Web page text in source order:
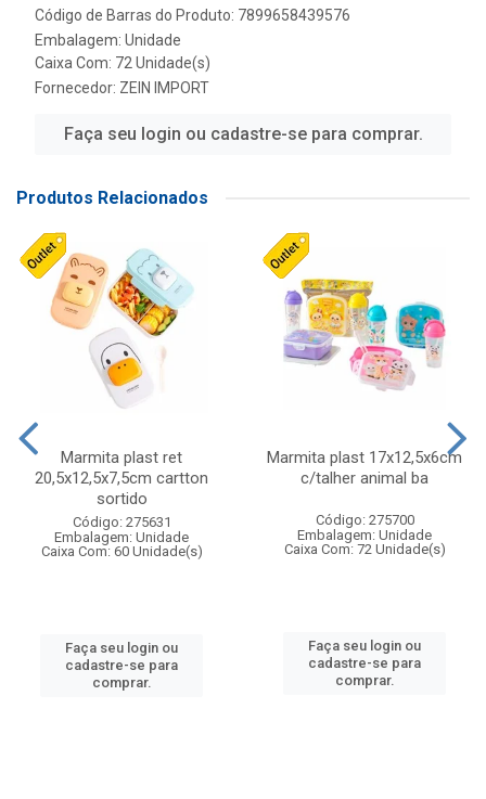
Código de Barras do Produto: 7899658439576
Embalagem: Unidade
Caixa Com: 72 Unidade(s)
Fornecedor: ZEIN IMPORT
Faça seu login ou cadastre-se para comprar.
Produtos Relacionados
Marmita plast ret
20,5x12,5x7,5cm cartton
sortido
Código: 275631
Embalagem: Unidade
Caixa Com: 60 Unidade(s)
Faça seu login ou
cadastre-se para
comprar.
Marmita plast 17x12,5x6cm
c/talher animal ba
Código: 275700
Embalagem: Unidade
Caixa Com: 72 Unidade(s)
Faça seu login ou
cadastre-se para
comprar.